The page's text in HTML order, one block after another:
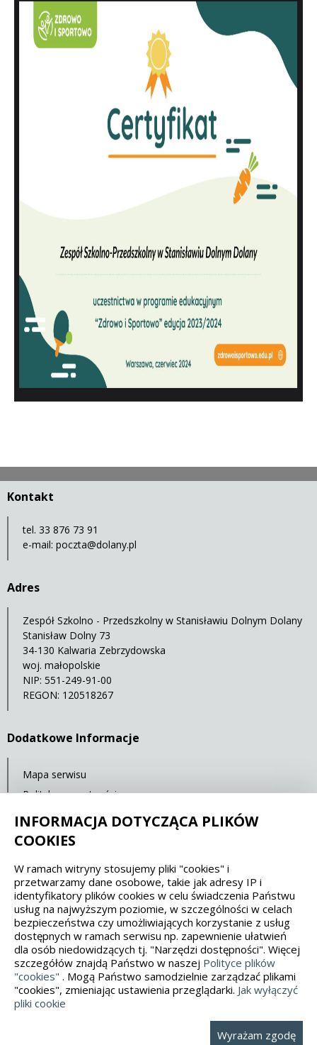
Kontakt
tel. 33 876 73 91
e-mail: poczta@dolany.pl
Adres
Zespół Szkolno - Przedszkolny w Stanisławiu Dolnym Dolany
Stanisław Dolny 73
34-130 Kalwaria Zebrzydowska
woj. małopolskie
NIP: 551-249-91-00
REGON: 120518267
Dodatkowe Informacje
Mapa serwisu
Polityka prywatności
Deklaracja dostępności
Spełniamy standardy dostępności oraz W3C
WCAG 2.1 SECTION 508 EAA/EN 301549
IS 5568
INFORMACJA DOTYCZĄCA PLIKÓW
COOKIES
W ramach witryny stosujemy pliki "cookies" i
przetwarzamy dane osobowe, takie jak adresy IP i
identyfikatory plików cookies w celu świadczenia Państwu
usług na najwyższym poziomie, w szczególności w celach
bezpieczeństwa czy umożliwiających korzystanie z usług
dostępnych w ramach serwisu np. zapewnienie ułatwień
dla osób niedowidzących tj. "Narzędzi dostępności". Więcej
szczegółów znajdą Państwo w naszej Polityce plików
"cookies" . Mogą Państwo samodzielnie zarządzać plikami
"cookies", zmieniając ustawienia przeglądarki. Jak wyłączyć
pliki cookie
Wyrażam zgodę